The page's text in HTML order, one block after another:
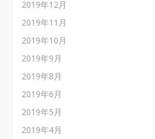
2019年12月
2019年11月
2019年10月
2019年9月
2019年8月
2019年6月
2019年5月
2019年4月